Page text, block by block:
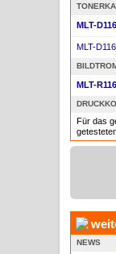
MLT-
MLT-
MLT-R116
Für das
NEWS